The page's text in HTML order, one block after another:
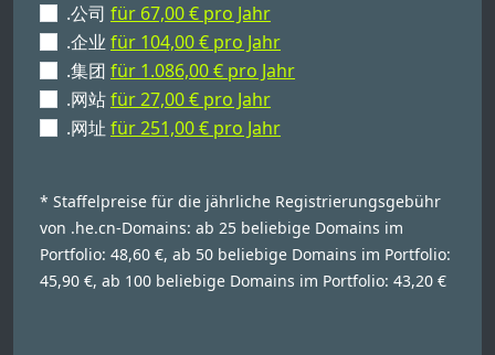
.公司 für 67,00 € pro Jahr
.企业 für 104,00 € pro Jahr
.集团 für 1.086,00 € pro Jahr
.网站für 27,00 € pro Jahr
.网址 für 251,00 € pro Jahr
* Staffelpreise für die jährliche Registrierungsgebühr
von .he.cn-Domains: ab 25 beliebige Domains im
Portfolio: 48,60 €, ab 50 beliebige Domains im Portfolio:
45,90 €, ab 100 beliebige Domains im Portfolio: 43,20 €